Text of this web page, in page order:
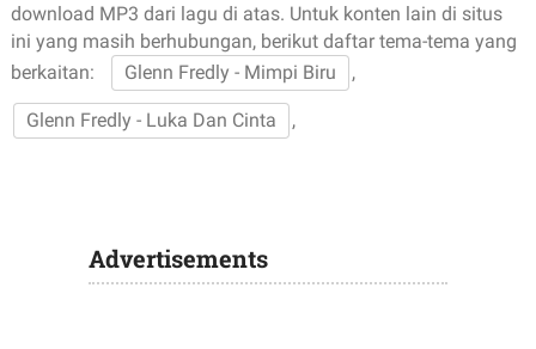
download MP3 dari lagu di atas. Untuk konten lain di situs
ini yang masih berhubungan, berikut daftar tema-tema yang
berkaitan:
Glenn Fredly - Mimpi Biru ,
Glenn Fredly - Luka Dan Cinta ,
Advertisements